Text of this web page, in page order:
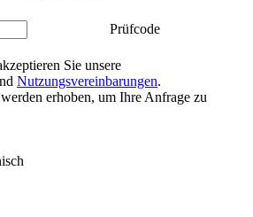
Prüfcode
Sie unsere
Nutzungsvereinbarungen.
erhoben, um Ihre Anfrage zu